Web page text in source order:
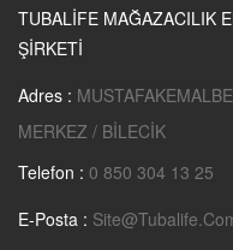
TUBALİFE MAĞAZACILIK
ŞİRKETİ
Adres :
MERKEZ / BİLECİK
Telefon : 0 850 304 13 25
E-Posta :